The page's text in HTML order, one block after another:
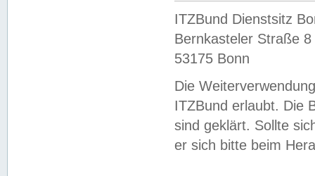
ITZBund Dienstsitz
Bernkasteler Straße 8
53175 Bonn
Die
ITZBund erlaubt. Die
sind geklärt. Sollte
er sich bitte beim